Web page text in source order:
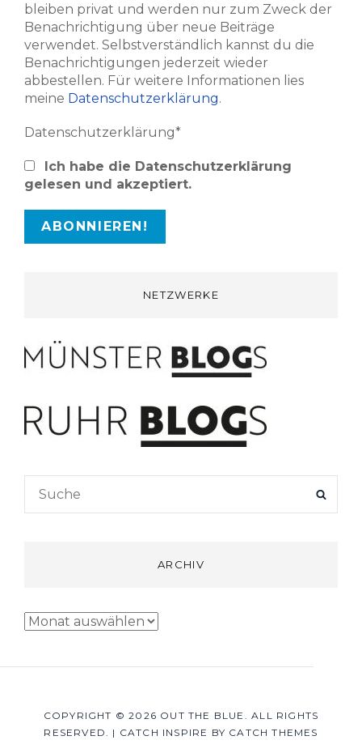
bleiben privat und werden nur zum Zweck der
Benachrichtigung über neue Beiträge
verwendet. Selbstverständlich kannst du die
Benachrichtigungen jederzeit wieder
abbestellen. Für weitere Informationen lies
meine Datenschutzerklärung.
Datenschutzerklärung*
Ich habe die Datenschutzerklärung
gelesen und akzeptiert.
NETZWERKE
Search
for:
ARCHIV
Archiv
COPYRIGHT © 2026 OUT THE BLUE
. ALL RIGHTS
RESERVED. | CATCH INSPIRE BY CATCH THEMES